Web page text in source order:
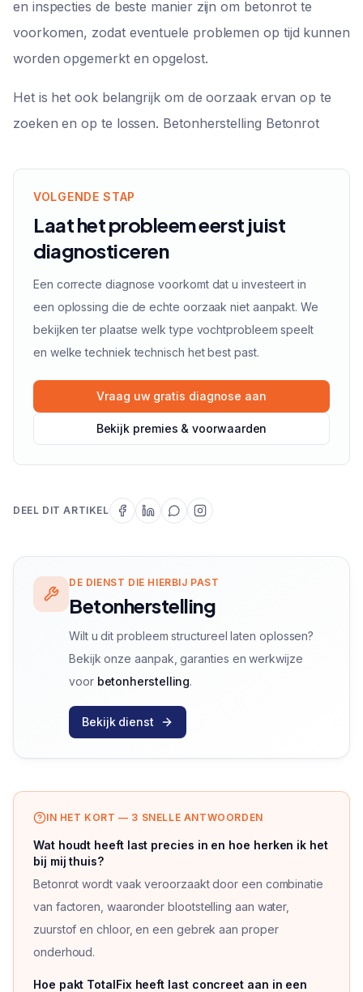
en inspecties de beste manier zijn om betonrot te
voorkomen, zodat eventuele problemen op tijd kunnen
worden opgemerkt en opgelost.
Het is het ook belangrijk om de oorzaak ervan op te
zoeken en op te lossen. Betonherstelling Betonrot
VOLGENDE STAP
Laat het probleem eerst juist
diagnosticeren
Een correcte diagnose voorkomt dat u investeert in
een oplossing die de echte oorzaak niet aanpakt. We
bekijken ter plaatse welk type vochtprobleem speelt
en welke techniek technisch het best past.
Vraag uw gratis diagnose aan
Bekijk premies & voorwaarden
DEEL DIT ARTIKEL
DE DIENST DIE HIERBIJ PAST
Betonherstelling
Wilt u dit probleem structureel laten oplossen?
Bekijk onze aanpak, garanties en werkwijze
voor betonherstelling.
Bekijk dienst
IN HET KORT — 3 SNELLE ANTWOORDEN
Wat houdt heeft last precies in en hoe herken ik het
bij mij thuis?
Betonrot wordt vaak veroorzaakt door een combinatie
van factoren, waaronder blootstelling aan water,
zuurstof en chloor, en een gebrek aan proper
onderhoud.
Hoe pakt TotalFix heeft last concreet aan in een